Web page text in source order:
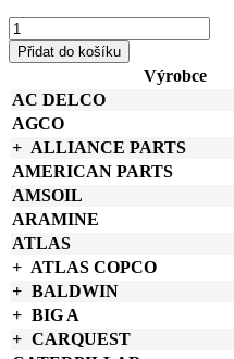
P552100
Donaldson
Olejový
šroubovací
plnoprůtokový
množství
Přidat do košíku
Výrobce
AC DELCO
AGCO
ALLIANCE PARTS
AMERICAN PARTS
AMSOIL
ARAMINE
ATLAS
ATLAS COPCO
BALDWIN
BIG A
CARQUEST